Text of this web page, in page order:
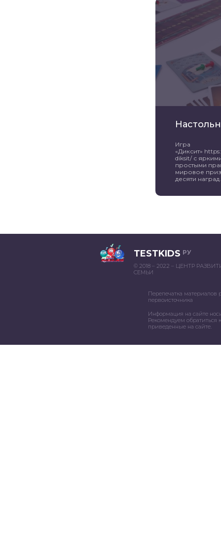
Игра
«Диксит»
diksit/ с
простыми
мировое
десяти
TESTKIDS РУ
© 2018 – 2022 – ЦЕНТР
СЕМЬИ
Перепечатка материалов
первоисточника
Информация на сайте
Рекомендуем обратиться
приведенные на сайте.